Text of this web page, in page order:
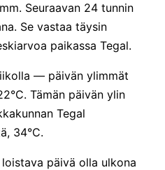
Seuraavan 24 tunnin
Se vastaa täysin
paikassa Tegal.
— päivän ylimmät
Tämän päivän ylin
Tegal
34°C.
päivä olla ulkona